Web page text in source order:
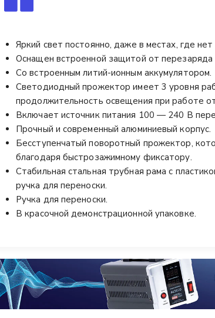
Яркий свет постоянно, даже в местах, где
Оснащен встроенной защитой от перезаряда
Со встроенным литий-ионным аккумулятором.
Светодиодный прожектор имеет 3 уровня
продолжительность освещения при работе
Включает источник питания 100 — 240 В
Прочный и современный алюминиевый корпус.
Бесступенчатый поворотный прожектор,
благодаря быстрозажимному фиксатору.
Стабильная стальная трубная рама с
ручка для переноски.
Ручка для переноски.
В красочной демонстрационной упаковке.